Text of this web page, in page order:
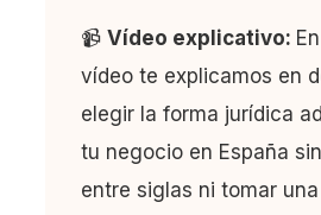
📹 Vídeo explicativo:
vídeo te explicamos en
elegir la forma jurídica
tu negocio en España
entre siglas ni tomar